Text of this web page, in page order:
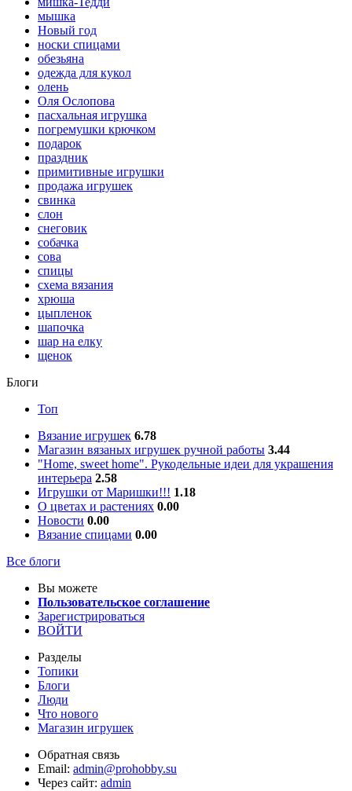
мышка
Новый год
носки спицами
обезьяна
одежда для кукол
олень
Оля Ослопова
пасхальная игрушка
погремушки крючком
подарок
праздник
примитивные игрушки
продажа игрушек
свинка
слон
снеговик
собачка
сова
спицы
схема вязания
хрюша
цыпленок
шапочка
шар на елку
щенок
Блоги
Топ
Вязание игрушек 6.78
Магазин вязаных игрушек ручной работы 3.44
"Home, sweet home". Рукодельные идеи для украшения
интерьера 2.58
Игрушки от Маришки!!! 1.18
О цветах и растениях 0.00
Новости 0.00
Вязание спицами 0.00
Все блоги
Вы можете
Пользовательское соглашение
Зарегистрироваться
ВОЙТИ
Разделы
Топики
Блоги
Люди
Что нового
Магазин игрушек
Обратная связь
Email: admin@prohobby.su
Через сайт: admin